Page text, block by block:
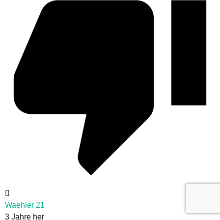
Waehler 21
3 Jahre her